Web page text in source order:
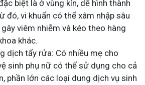
biệt là ở vùng kín, dễ hình thành
đó, vi khuẩn có thể xâm nhập sâu
viêm nhiễm và kéo theo hàng
khác.
dịch tẩy rửa: Có nhiều mẹ cho
sinh phụ nữ có thể sử dụng cho cả
phần lớn các loại dung dịch vụ sinh